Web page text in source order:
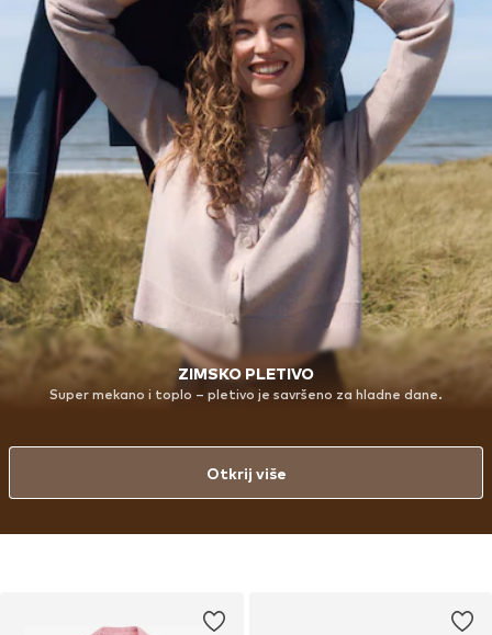
ZIMSKO PLETIVO
Super mekano i toplo – pletivo je savršeno za hladne dane.
Otkrij više